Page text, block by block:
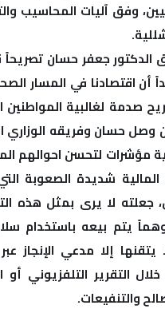
وفق آليات المحاسيب
الدكتور جعفر حسان
أن اقتصادنا في المسار
صدمة لغالبية المواطنين
وصل حسان وفريقه الوزاري
بأية مؤشرات لتحسن احوالهم
المالية شديدة الصعوبة
جعلته لا يرى بمثل هذه
يتم بيعه باستخدام
يتقنها إلا مدعي الإنجاز
التقرير التلفزيوني
والتنفيعات.